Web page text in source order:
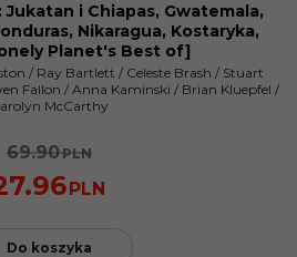
i Chiapas, Gwatemala,
Nikaragua, Kostaryka,
Planet's Best of]
/Ray Bartlett /Celeste Brash /Stuart
Fallon / Anna Kaminski / Brian Kluepfel /
McCarthy
69.90PLN
PLN
Do koszyka